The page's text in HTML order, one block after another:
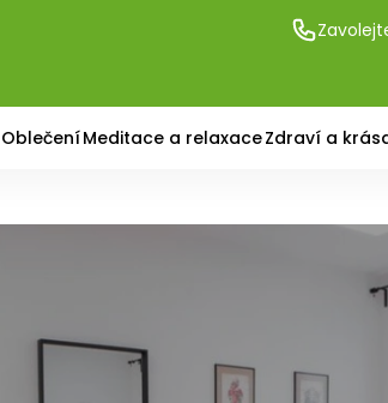
OblečeníMeditace a relaxaceZdraví a